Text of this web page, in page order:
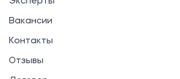
Вакансии
Контакты
Отзывы